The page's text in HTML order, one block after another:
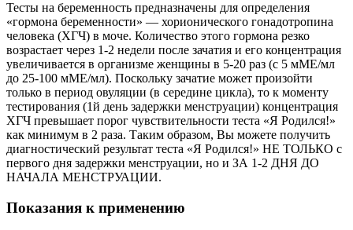
Тесты на беременность предназначены для определения
«гормона беременности» — хорионического гонадотропина
человека (ХГЧ) в моче. Количество этого гормона резко
возрастает через 1-2 недели после зачатия и его концентрация
увеличивается в организме женщины в 5-20 раз (с 5 мМЕ/мл
до 25-100 мМЕ/мл). Поскольку зачатие может произойти
только в период овуляции (в середине цикла), то к моменту
тестирования (1й день задержки менструации) концентрация
ХГЧ превышает порог чувствительности теста «Я Родился!»
как минимум в 2 раза. Таким образом, Вы можете получить
диагностический результат теста «Я Родился!» НЕ ТОЛЬКО с
первого дня задержки менструации, но и ЗА 1-2 ДНЯ ДО
НАЧАЛА МЕНСТРУАЦИИ.
Показания к применению